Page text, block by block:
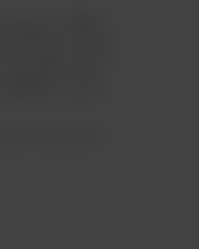
습니다. OEM에
는 품질, 규정 준